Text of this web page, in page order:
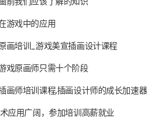
游戏中的应用
画培训_游戏美宣插画设计课程
戏原画师只需十个阶段
画师培训课程,插画设计师的成长加速器
应用广阔，参加培训高薪就业